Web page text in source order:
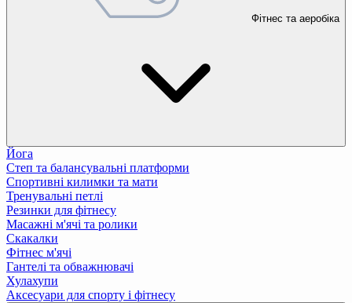
Фітнес та аеробіка
Йога
Степ та балансувальні платформи
Спортивні килимки та мати
Тренувальні петлі
Резинки для фітнесу
Масажні м'ячі та ролики
Скакалки
Фітнес м'ячі
Гантелі та обважнювачі
Хулахупи
Аксесуари для спорту і фітнесу